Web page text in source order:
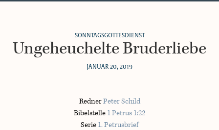
SONNTAGSGOTTESDIENST
Ungeheuchelte Bruderliebe
JANUAR 20, 2019
RednerPeter Schild
Bibelstelle 1 Petrus 1:22
Serie 1. Petrusbrief